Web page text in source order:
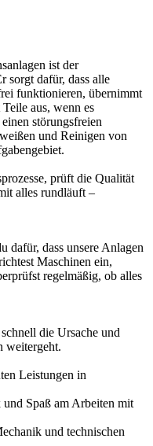
ist der
sorgt dafür, dass alle
funktionieren, übernimmt
aus, wenn es
störungsfreien
und Reinigen von
prüft die Qualität
alles rundläuft –
dafür, dass unsere Anlagen
Maschinen ein,
regelmäßig, ob alles
die Ursache und
weitergeht.
Leistungen in
Spaß am Arbeiten mit
und technischen